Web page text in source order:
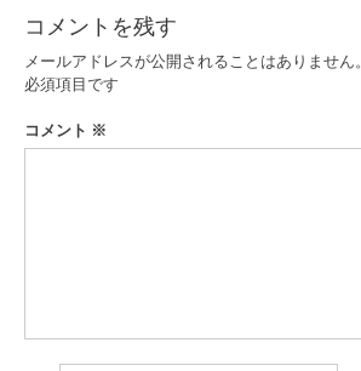
ゲ
ー
シ
ョ
コメントを残す
メールアドレスが公開されることはありません。
必須項目です
コメント ※